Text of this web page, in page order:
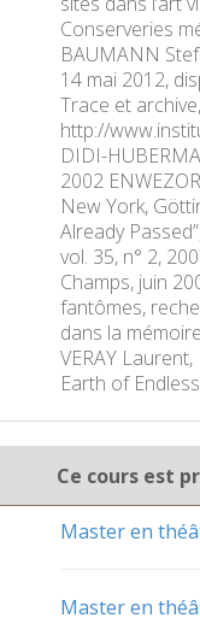
Conserveries
BAUMANN
14 mai 2012,
Trace et
http://
DIDI-
2002
New York,
Already
vol. 35, n° 2,
Champs, juin
fantômes,
dans la
VERAY
Earth of
Ce cours est
Master en
Master en